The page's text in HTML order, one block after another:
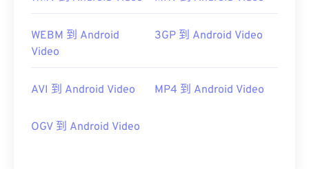
WEBM 到 Android
Video
3GP 到 Android Video
AVI 到 Android Video MP4 到 Android Video
OGV 到 Android Video